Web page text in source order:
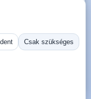
rögzített görgő
kg 1 db
Csak szükséges